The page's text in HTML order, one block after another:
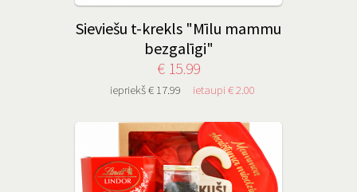
Sieviešu t-krekls "Mīlu mammu
bezgalīgi"
€ 15.99
iepriekš € 17.99 ietaupi € 2.00